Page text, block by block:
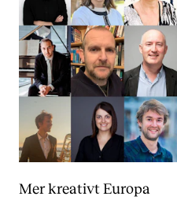
Mer kreativt Europa